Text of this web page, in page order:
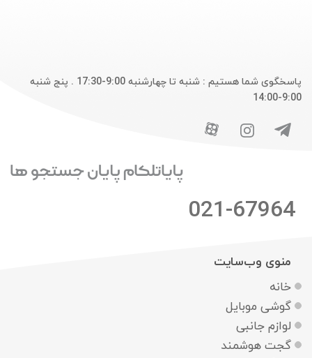
پاسخگوی شما هستیم : شنبه تا چهارشنبه 9:00-17:30 . پنج شنبه
9:00-14:00
021-67964
منوی وب‌سایت
خانه
گوشی موبایل
لوازم جانبی
گجت هوشمند